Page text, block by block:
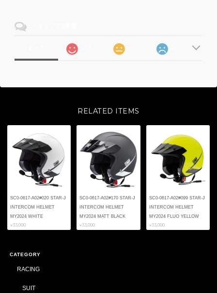
RELATED ITEMS
SC0-0617-A02#020 STAR-J
INTERCOM HELMET
MY2024 WHITE
¥33,000
SC0-0617-A02#170 STAR-J
INTERCOM HELMET
MY2024 MATT BLACK
¥33,000
SC0-0617-A02#099 STAR-J
INTERCOM HELMET
MY2024 FLUO YELLOW
¥33,000
CATEGORY
RACING
SUIT